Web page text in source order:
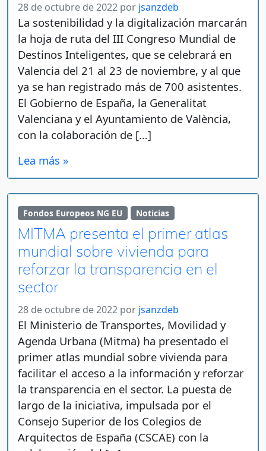
28 de octubre de 2022 por jsanzdeb
La sostenibilidad y la digitalización marcarán
la hoja de ruta del III Congreso Mundial de
Destinos Inteligentes, que se celebrará en
Valencia del 21 al 23 de noviembre, y al que
ya se han registrado más de 700 asistentes.
El Gobierno de España, la Generalitat
Valenciana y el Ayuntamiento de València,
con la colaboración de […]
Lea más »
Fondos Europeos NG EU Noticias
MITMA presenta el primer atlas
mundial sobre vivienda para
reforzar la transparencia en el
sector
28 de octubre de 2022 por jsanzdeb
El Ministerio de Transportes, Movilidad y
Agenda Urbana (Mitma) ha presentado el
primer atlas mundial sobre vivienda para
facilitar el acceso a la información y reforzar
la transparencia en el sector. La puesta de
largo de la iniciativa, impulsada por el
Consejo Superior de los Colegios de
Arquitectos de España (CSCAE) con la